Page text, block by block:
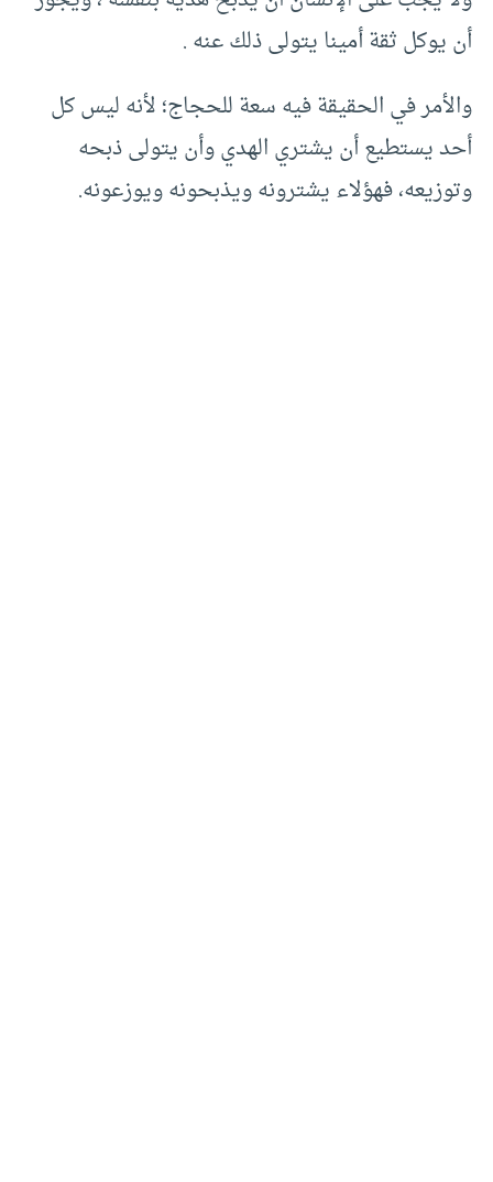
أن يوكل ثقة أمينا يتولى ذلك عنه .
والأمر في الحقيقة فيه سعة للحجاج؛ لأنه ليس كل
أحد يستطيع أن يشتري الهدي وأن يتولى ذبحه
وتوزيعه، فهؤلاء يشترونه ويذبحونه ويوزعونه.